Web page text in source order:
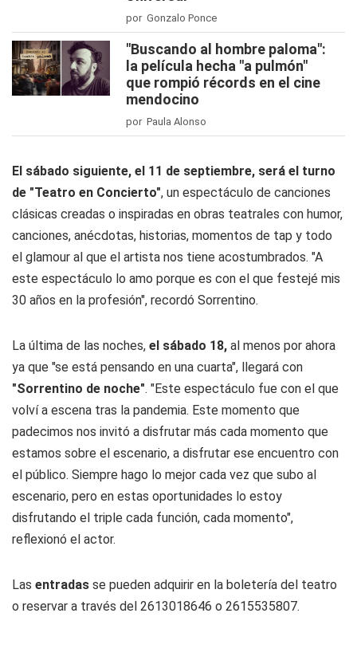
por Gonzalo Ponce
"Buscando al hombre paloma":
la película hecha "a pulmón"
que rompió récords en el cine
mendocino
por Paula Alonso
El sábado siguiente, el 11 de septiembre, será el turno
de "Teatro en Concierto", un espectáculo de canciones
clásicas creadas o inspiradas en obras teatrales con humor,
canciones, anécdotas, historias, momentos de tap y todo
el glamour al que el artista nos tiene acostumbrados. "A
este espectáculo lo amo porque es con el que festejé mis
30 años en la profesión", recordó Sorrentino.
La última de las noches, el sábado 18, al menos por ahora
ya que "se está pensando en una cuarta", llegará con
"Sorrentino de noche". "Este espectáculo fue con el que
volví a escena tras la pandemia. Este momento que
padecimos nos invitó a disfrutar más cada momento que
estamos sobre el escenario, a disfrutar ese encuentro con
el público. Siempre hago lo mejor cada vez que subo al
escenario, pero en estas oportunidades lo estoy
disfrutando el triple cada función, cada momento",
reflexionó el actor.
Las entradas se pueden adquirir en la boletería del teatro
o reservar a través del 2613018646 o 2615535807.